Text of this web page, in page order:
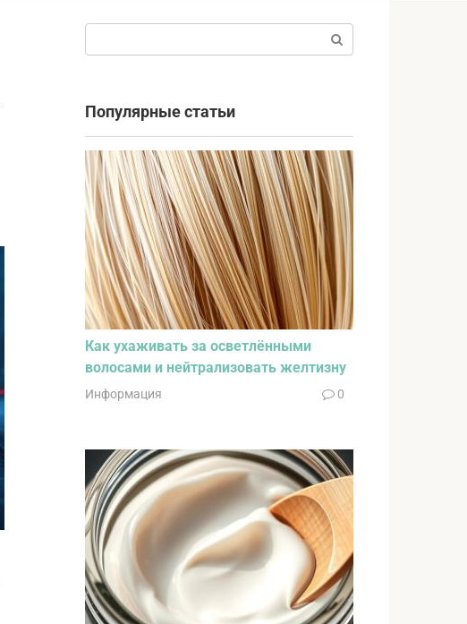
Популярные статьи
Как ухаживать за осветлёнными
волосами и нейтрализовать желтизну
Информация 0